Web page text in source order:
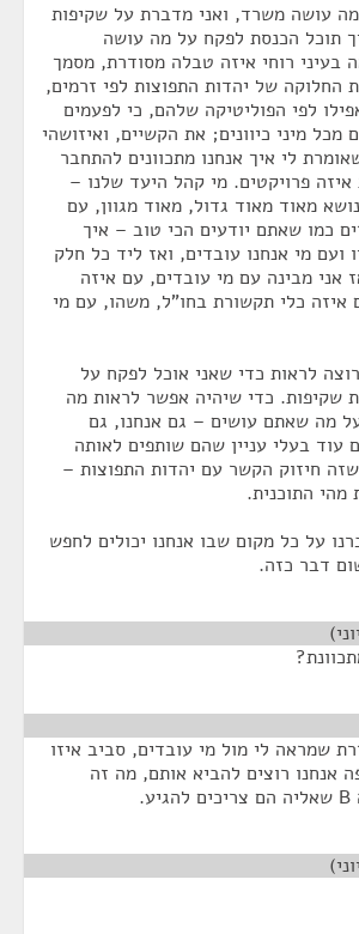
עושה משרד, ואני מדברת על שקיפות
תוכל הכנסת לפקח על מה עושה
בעיני רוחי איזה טבלה מסודרת, מסמך
החלוקה של יהדות התפוצות לפי זרמים,
לפי הפוליטיקה שלהם, כי לפעמים
מיני כיוונים; את הקשיים, ואיזושהי
לי איך אנחנו מתכוונים להתחבר
פרויקטים. מי קהל היעד שלנו –
מאוד מאוד גדול, מאוד מגוון, עם
כמו שאתם יודעים הכי טוב – איך
ועם מי אנחנו עובדים, ואז ליד כל חלק
אני מבינה עם מי עובדים, עם איזה
איזה כלי תקשורת בחו"ל, משהו, עם מי
לראות כדי שאני אוכל לפקח על
שקיפות. כדי שיהיה אפשר לראות מה
מה שאתם עושים – גם אנחנו, גם
עוד בעלי עניין שהם שותפים לאותה
חיזוק הקשר עם יהדות התפוצות –
מהי התוכנית.
על כל מקום שבו אנחנו יכולים לחפש
דבר כזה.
שמראה לי מול מי עובדים, סביב איזו
אנחנו רוצים להביא אותם, מה זה